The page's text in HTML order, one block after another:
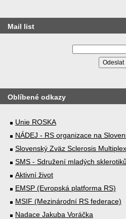
Mail list
Oblíbené odkazy
Unie ROSKA
NÁDEJ - RS organizace na
Slovenský Zväz Sclerosis Multiplex
SMS - Sdružení mladých sklerotiků
Aktivní život
EMSP (Evropská platforma RS)
MSIF (Mezinárodní RS federace)
Nadace Jakuba Voráčka